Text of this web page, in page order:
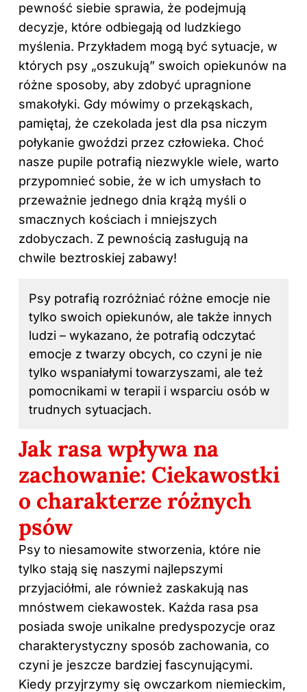
pewność siebie sprawia, że podejmują
decyzje, które odbiegają od ludzkiego
myślenia. Przykładem mogą być sytuacje, w
których psy „oszukują” swoich opiekunów na
różne sposoby, aby zdobyć upragnione
smakołyki. Gdy mówimy o przekąskach,
pamiętaj, że czekolada jest dla psa niczym
połykanie gwoździ przez człowieka. Choć
nasze pupile potrafią niezwykle wiele, warto
przypomnieć sobie, że w ich umysłach to
przeważnie jednego dnia krążą myśli o
smacznych kościach i mniejszych
zdobyczach. Z pewnością zasługują na
chwile beztroskiej zabawy!
Psy potrafią rozróżniać różne emocje nie
tylko swoich opiekunów, ale także innych
ludzi – wykazano, że potrafią odczytać
emocje z twarzy obcych, co czyni je nie
tylko wspaniałymi towarzyszami, ale też
pomocnikami w terapii i wsparciu osób w
trudnych sytuacjach.
Jak rasa wpływa na
zachowanie: Ciekawostki
o charakterze różnych
psów
Psy to niesamowite stworzenia, które nie
tylko stają się naszymi najlepszymi
przyjaciółmi, ale również zaskakują nas
mnóstwem ciekawostek. Każda rasa psa
posiada swoje unikalne predyspozycje oraz
charakterystyczny sposób zachowania, co
czyni je jeszcze bardziej fascynującymi.
Kiedy przyjrzymy się owczarkom niemieckim,